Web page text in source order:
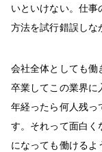
いといけない。仕
方法を試行錯誤しな
会社全体としても働
卒業してこの業界
年経ったら何人残っ
す。それって面白
になっても働ける